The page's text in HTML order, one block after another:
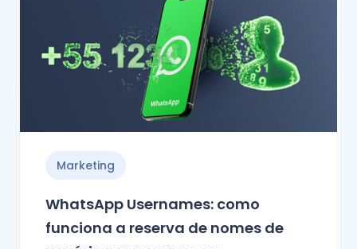
Marketing
WhatsApp Usernames: como
funciona a reserva de nomes de